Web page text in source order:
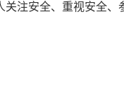
关注安全、重视安全、